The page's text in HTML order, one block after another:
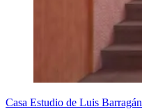
Casa Estudio de Luis Barragán